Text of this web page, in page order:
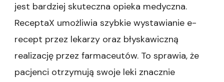
jest bardziej skuteczna opieka medyczna.
ReceptaX umożliwia szybkie wystawianie e-
recept przez lekarzy oraz błyskawiczną
realizację przez farmaceutów. To sprawia, że
pacjenci otrzymują swoje leki znacznie